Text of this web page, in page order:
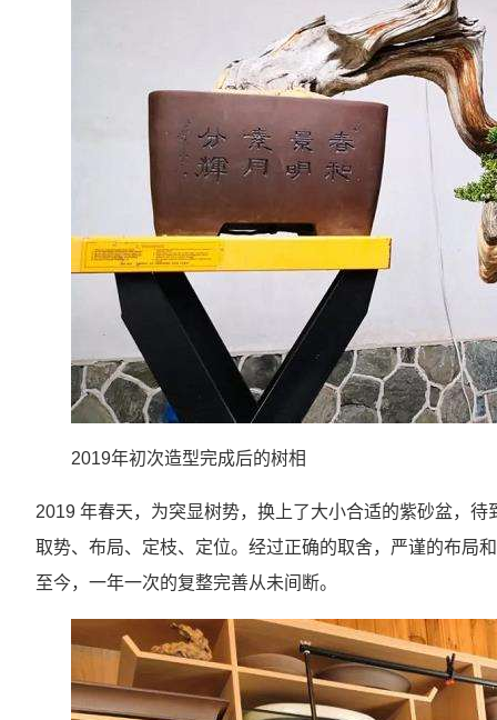
2019年初次造型完成后的树相
2019 年春天，为突显树势，换上了大小合适的紫砂盆，
取势、布局、定枝、定位。经过正确的取舍，严谨的布局
至今，一年一次的复整完善从未间断。